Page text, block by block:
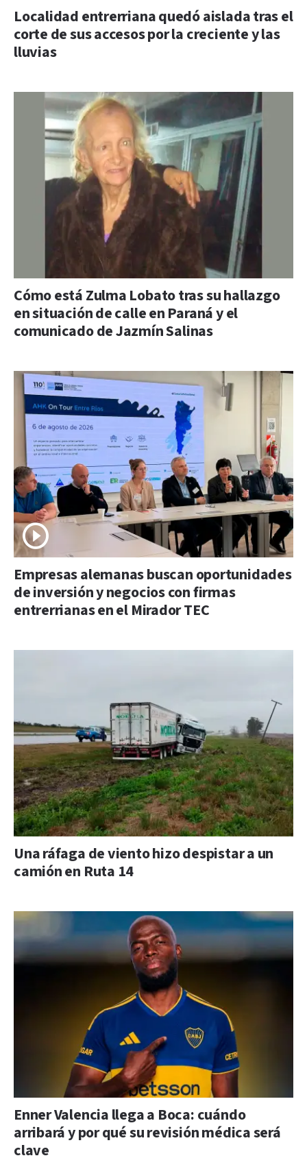
Localidad entrerriana quedó aislada tras el
corte de sus accesos por la creciente y las
lluvias
Cómo está Zulma Lobato tras su hallazgo
en situación de calle en Paraná y el
comunicado de Jazmín Salinas
Empresas alemanas buscan oportunidades
de inversión y negocios con firmas
entrerrianas en el Mirador TEC
Una ráfaga de viento hizo despistar a un
camión en Ruta 14
Enner Valencia llega a Boca: cuándo
arribará y por qué su revisión médica será
clave